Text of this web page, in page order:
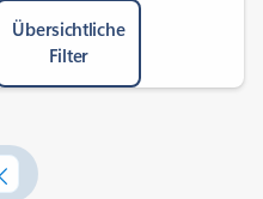
Übersichtliche
Filter